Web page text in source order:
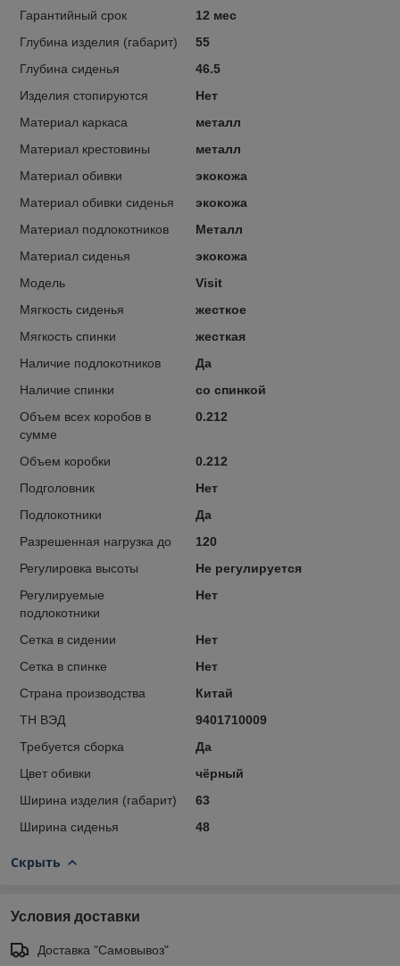
Гарантийный срок
12 мес
Глубина изделия (габарит)
55
Глубина сиденья
46.5
Изделия стопируются
Нет
Материал каркаса
металл
Материал крестовины
металл
Материал обивки
экокожа
Материал обивки сиденья
экокожа
Материал подлокотников
Металл
Материал сиденья
экокожа
Модель
Visit
Мягкость сиденья
жесткое
Мягкость спинки
жесткая
Наличие подлокотников
Да
Наличие спинки
со спинкой
Объем всех коробов в
сумме
0.212
Объем коробки
0.212
Подголовник
Нет
Подлокотники
Да
Разрешенная нагрузка до
120
Регулировка высоты
Не регулируется
Регулируемые
подлокотники
Нет
Сетка в сидении
Нет
Сетка в спинке
Нет
Страна производства
Китай
ТН ВЭД
9401710009
Требуется сборка
Да
Цвет обивки
чёрный
Ширина изделия (габарит)
63
Ширина сиденья
48
Скрыть
Условия доставки
Доставка "Самовывоз"